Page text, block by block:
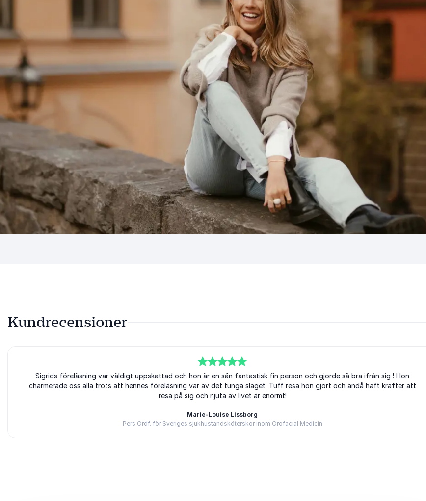
Kundrecensioner
av5
Sigrids föreläsning var väldigt uppskattad och hon är en sån fantastisk fin person och gjorde så bra ifrån sig ! Hon
charmerade oss alla trots att hennes föreläsning var av det tunga slaget. Tuff resa hon gjort och ändå haft krafter att
resa på sig och njuta av livet är enormt!
Marie-Louise Lissborg
Pers Ordf. för Sveriges sjukhustandsköterskor inom Orofacial Medicin